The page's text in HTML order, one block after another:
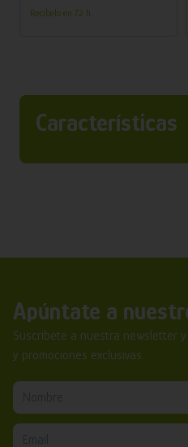
Recíbelo en 72 h.
Características
Apúntate a
Suscríbete a nuestra newsletter
y promociones exclusivas.